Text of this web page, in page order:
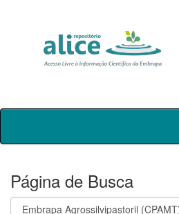
Skip
Página de Busca